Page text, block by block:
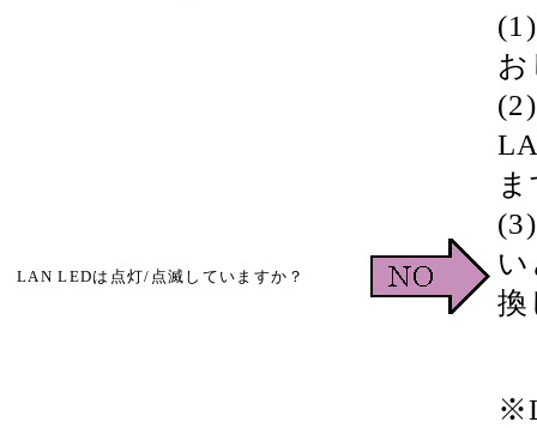
LAN LEDは点灯/点滅していますか？
換